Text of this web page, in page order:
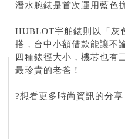
潛水腕錶是首次運用藍色
HUBLOT宇舶錶則以「灰
搭， 台中小額借款能讓不
四種錶徑大小，機芯也有
最珍貴的老爸！
?想看更多時尚資訊的分